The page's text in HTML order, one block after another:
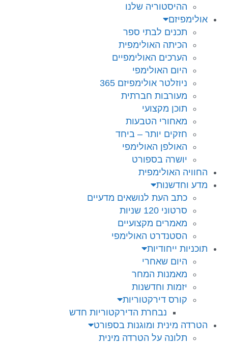
ההיסטוריה שלנו
אולימפיזם
תכנים לבתי ספר
הכיתה האולימפית
הערכים האולימפיים
היום האולימפי
ניוזלטר אולימפיזם 365
מעורבות חברתית
תוכן מקצועי
מאחורי הטבעות
חזקים יותר – ביחד
האולפן האולימפי
יושרה בספורט
החוויה האולימפית
מדע וחדשנות
כתב העת לנושאים מדעיים
סרטוני 120 שניות
מאמרים מקצועיים
הסטנדרט האולימפי
תוכניות ייחודיות
היום שאחרי
מאמנות המחר
יזמות וחדשנות
קורס דירקטוריות
נבחרת הדירקטוריות חדש
הטרדה מינית ומוגנות בספורט
תלונה על הטרדה מינית